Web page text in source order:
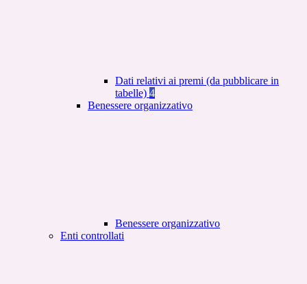
Dati relativi ai premi (da pubblicare in
tabelle) 4
Benessere organizzativo
Benessere organizzativo
Enti controllati